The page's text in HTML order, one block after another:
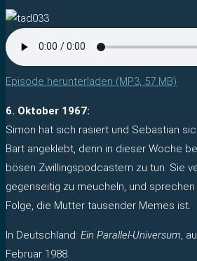
Episode herunterladen (MP3, 57 MB)
6. Oktober 1967:
Simon hat sich rasiert und Sebastian
Bart angeklebt, denn in dieser Woche
bösen Zwillingspodcastern zu tun. Sie
gegenseitig zu meucheln, und
Folge, die Mutter tausender Memes ist.
In Deutschland: Ein Parallel-Universum,
Februar 1988.